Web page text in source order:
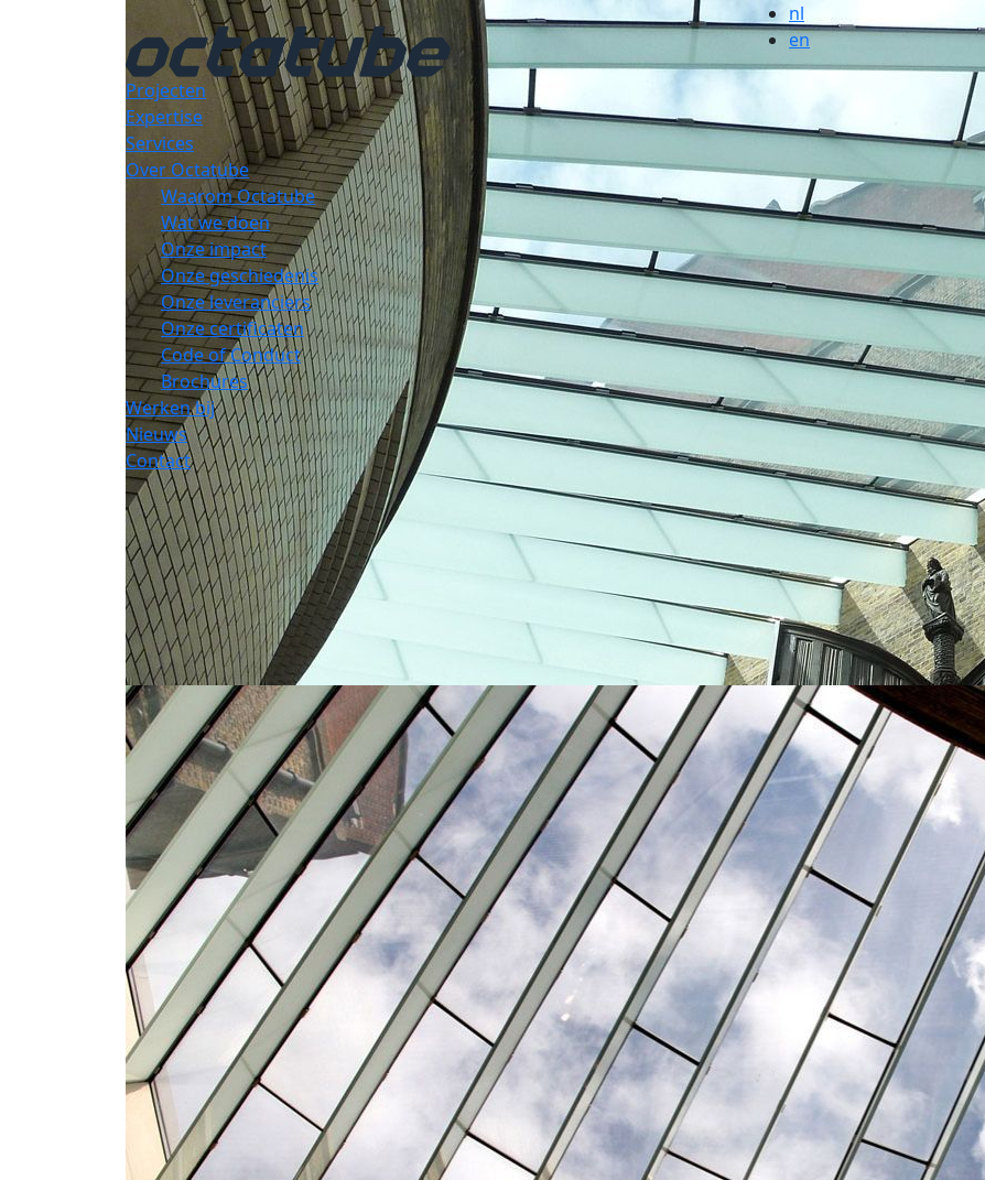
nl
en
Projecten
Expertise
Services
Over Octatube
Waarom Octatube
Wat we doen
Onze impact
Onze geschiedenis
Onze leveranciers
Onze certificaten
Code of Conduct
Brochures
Werken bij
Nieuws
Contact